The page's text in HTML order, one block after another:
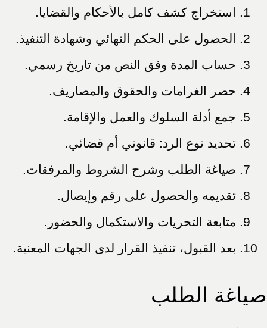
استخراج كشف كامل بالأحكام والقضايا.
الحصول على الحكم النهائي وشهادة التنفيذ.
حساب المدة وفق النص من تاريخ رسمي.
حصر الغرامات والحقوق والمصاريف.
جمع أدلة السلوك والعمل والإقامة.
تحديد نوع الرد: قانوني أم قضائي.
صياغة الطلب وشرح الشروط والمرفقات.
تقديمه والحصول على رقم وإيصال.
متابعة التحريات والاستكمال والحضور.
بعد القبول، تنفيذ القرار لدى الجهات المعنية.
صياغة الطلب